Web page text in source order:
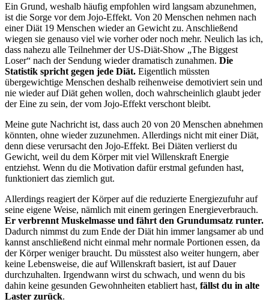
Ein Grund, weshalb häufig empfohlen wird langsam abzunehmen,
ist die Sorge vor dem Jojo-Effekt. Von 20 Menschen nehmen nach
einer Diät 19 Menschen wieder an Gewicht zu. Anschließend
wiegen sie genauso viel wie vorher oder noch mehr. Neulich las ich,
dass nahezu alle Teilnehmer der US-Diät-Show „The Biggest
Loser“ nach der Sendung wieder dramatisch zunahmen. Die
Statistik spricht gegen jede Diät. Eigentlich müssten
übergewichtige Menschen deshalb reihenweise demotiviert sein und
nie wieder auf Diät gehen wollen, doch wahrscheinlich glaubt jeder
der Eine zu sein, der vom Jojo-Effekt verschont bleibt.
Meine gute Nachricht ist, dass auch 20 von 20 Menschen abnehmen
könnten, ohne wieder zuzunehmen. Allerdings nicht mit einer Diät,
denn diese verursacht den Jojo-Effekt. Bei Diäten verlierst du
Gewicht, weil du dem Körper mit viel Willenskraft Energie
entziehst. Wenn du die Motivation dafür erstmal gefunden hast,
funktioniert das ziemlich gut.
Allerdings reagiert der Körper auf die reduzierte Energiezufuhr auf
seine eigene Weise, nämlich mit einem geringen Energieverbrauch.
Er verbrennt Muskelmasse und fährt den Grundumsatz runter.
Dadurch nimmst du zum Ende der Diät hin immer langsamer ab und
kannst anschließend nicht einmal mehr normale Portionen essen, da
der Körper weniger braucht. Du müsstest also weiter hungern, aber
keine Lebensweise, die auf Willenskraft basiert, ist auf Dauer
durchzuhalten. Irgendwann wirst du schwach, und wenn du bis
dahin keine gesunden Gewohnheiten etabliert hast, fällst du in alte
Laster zurück.